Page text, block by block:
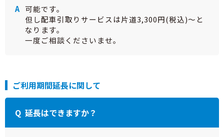
可能です。
但し配車引取りサービスは片道3,300円(税込)〜と
なります。
一度ご相談くださいませ。
ご利用期間延長に関して
延長はできますか？